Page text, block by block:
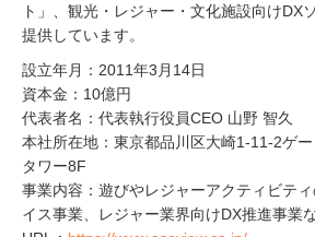
ト」、観光・レジャー・文化施設向けDX
提供しています。
設立年月：2011年3月14日
資本金：10億円
代表者名：代表執行役員CEO 山野 智久
本社所在地：東京都品川区大崎1-11-2ゲ
タワー8F
事業内容：遊びやレジャーアクティビテ
イス事業、レジャー業界向けDX推進事業